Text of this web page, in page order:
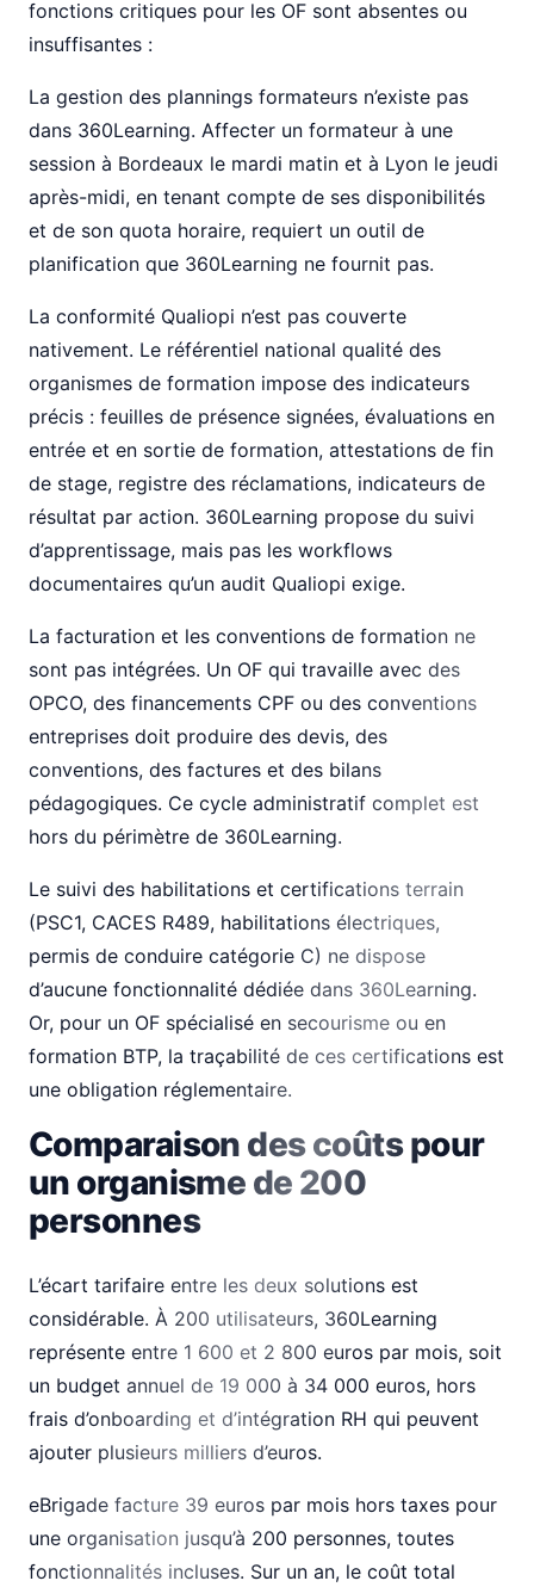
fonctions critiques pour les OF sont absentes ou
insuffisantes :
La gestion des plannings formateurs n’existe pas
dans 360Learning. Affecter un formateur à une
session à Bordeaux le mardi matin et à Lyon le jeudi
après-midi, en tenant compte de ses disponibilités
et de son quota horaire, requiert un outil de
planification que 360Learning ne fournit pas.
La conformité Qualiopi n’est pas couverte
nativement. Le référentiel national qualité des
organismes de formation impose des indicateurs
précis : feuilles de présence signées, évaluations en
entrée et en sortie de formation, attestations de fin
de stage, registre des réclamations, indicateurs de
résultat par action. 360Learning propose du suivi
d’apprentissage, mais pas les workflows
documentaires qu’un audit Qualiopi exige.
La facturation et les conventions de formation ne
sont pas intégrées. Un OF qui travaille avec des
OPCO, des financements CPF ou des conventions
entreprises doit produire des devis, des
conventions, des factures et des bilans
pédagogiques. Ce cycle administratif complet est
hors du périmètre de 360Learning.
Le suivi des habilitations et certifications terrain
(PSC1, CACES R489, habilitations électriques,
permis de conduire catégorie C) ne dispose
d’aucune fonctionnalité dédiée dans 360Learning.
Or, pour un OF spécialisé en secourisme ou en
formation BTP, la traçabilité de ces certifications est
une obligation réglementaire.
Comparaison des coûts pour
un organisme de 200
personnes
L’écart tarifaire entre les deux solutions est
considérable. À 200 utilisateurs, 360Learning
représente entre 1 600 et 2 800 euros par mois, soit
un budget annuel de 19 000 à 34 000 euros, hors
frais d’onboarding et d’intégration RH qui peuvent
ajouter plusieurs milliers d’euros.
eBrigade facture 39 euros par mois hors taxes pour
une organisation jusqu’à 200 personnes, toutes
fonctionnalités incluses. Sur un an, le coût total